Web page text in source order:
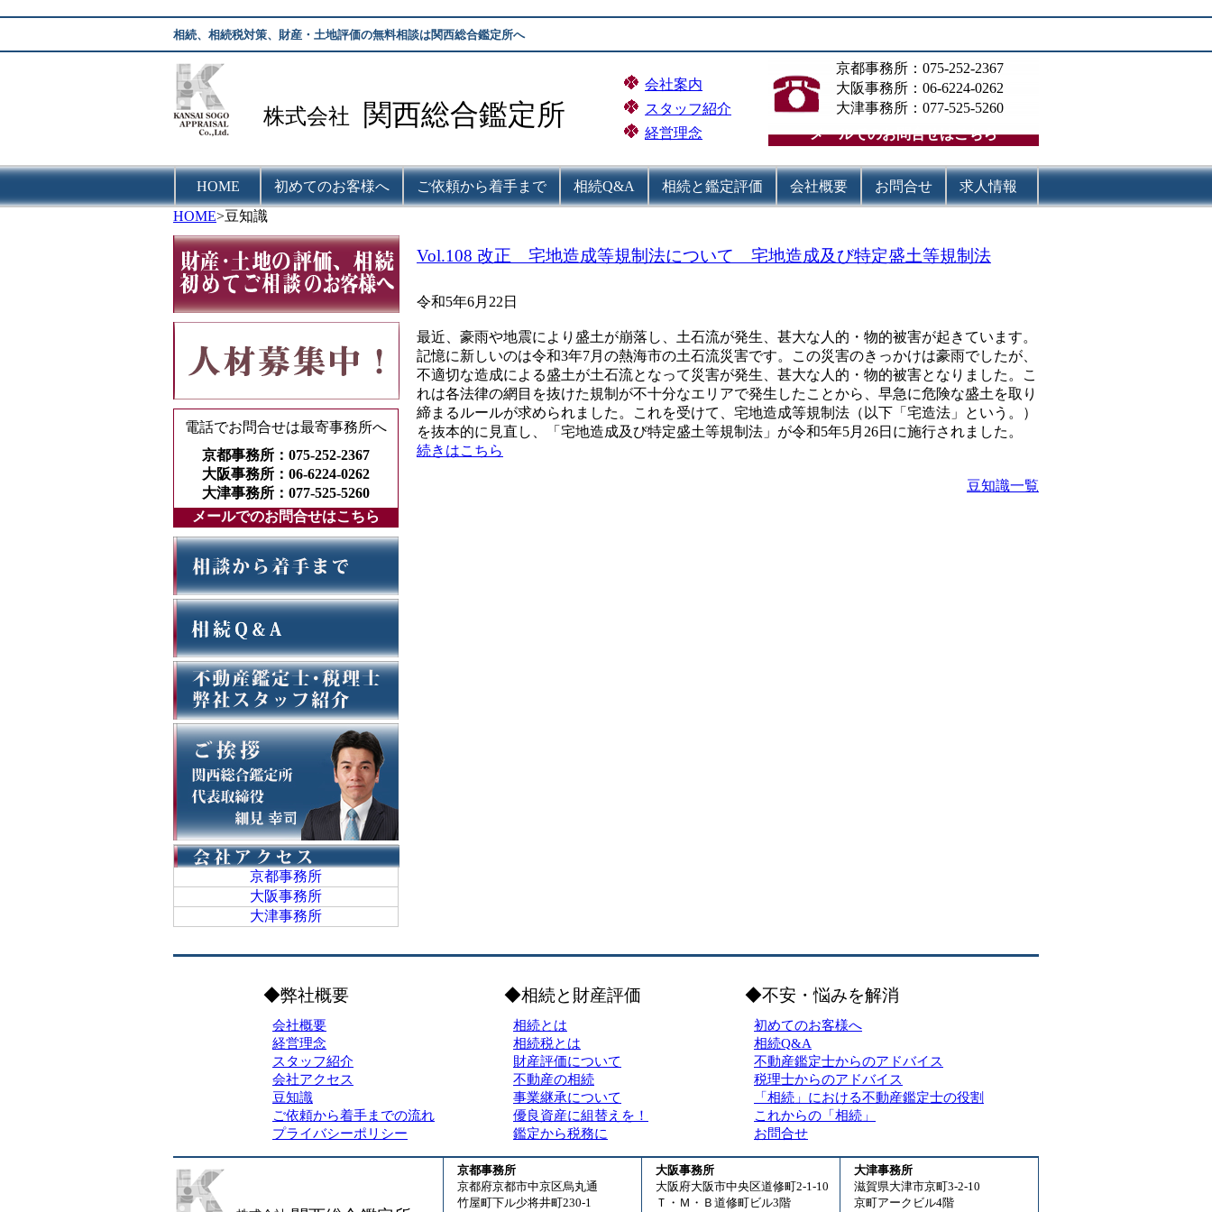
相続、相続税対策、財産・土地評価の無料相談は関西総合鑑定所へ
株式会社 関西総合鑑定所
京都事務所：075-252-2367
大阪事務所：06-6224-0262
大津事務所：077-525-5260
メールでのお問合せはこちら
会社案内
スタッフ紹介
経営理念
HOME 初めてのお客様へ ご依頼から着手まで 相続Q&A 相続と鑑定評価 会社概要 お問合せ
求人情報
HOME>豆知識
電話でお問合せは最寄事務所へ
京都事務所：075-252-2367
大阪事務所：06-6224-0262
大津事務所：077-525-5260
メールでのお問合せはこちら
京都事務所
大阪事務所
大津事務所
Vol.108 改正 宅地造成等規制法について 宅地造成及び特定盛土等規制法
令和5年6月22日
最近、豪雨や地震により盛土が崩落し、土石流が発生、甚大な人的・物的被害が起きています。
記憶に新しいのは令和3年7月の熱海市の土石流災害です。この災害のきっかけは豪雨でしたが、
不適切な造成による盛土が土石流となって災害が発生、甚大な人的・物的被害となりました。こ
れは各法律の網目を抜けた規制が不十分なエリアで発生したことから、早急に危険な盛土を取り
締まるルールが求められました。これを受けて、宅地造成等規制法（以下「宅造法」という。）
を抜本的に見直し、「宅地造成及び特定盛土等規制法」が令和5年5月26日に施行されました。
続きはこちら
豆知識一覧
◆弊社概要
会社概要
経営理念
スタッフ紹介
会社アクセス
豆知識
ご依頼から着手までの流れ
プライバシーポリシー
◆相続と財産評価
相続とは
相続税とは
財産評価について
不動産の相続
事業継承について
優良資産に組替えを！
鑑定から税務に
◆不安・悩みを解消
初めてのお客様へ
相続Q&A
不動産鑑定士からのアドバイス
税理士からのアドバイス
「相続」における不動産鑑定士の役割
これからの「相続」
お問合せ
京都事務所
京都府京都市中京区烏丸通
竹屋町下ル少将井町230-1
大阪事務所
大阪府大阪市中央区道修町2-1-10
Ｔ・Ｍ・Ｂ道修町ビル3階
大津事務所
滋賀県大津市京町3-2-10
京町アークビル4階